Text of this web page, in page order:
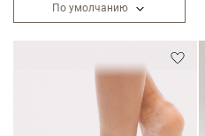
По умолчанию